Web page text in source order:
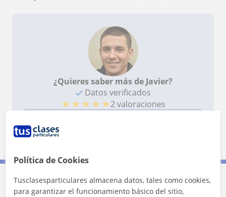
¿Quieres saber más de Javier?
Datos verificados
★ ★ ★ ★ ★2 valoraciones
Contacta con Javier
Política de Cookies
Tusclasesparticulares almacena datos, tales como cookies,
para garantizar el funcionamiento básico del sitio,